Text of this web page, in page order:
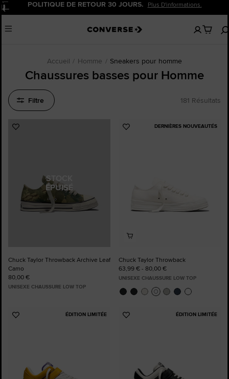
Pause DE RETOUR 30 JOURS. Plus D'informations.
Menu
Aucun
articles
Accueil Homme Sneakers pour homme
Chaussures basses pour Homme
Filtre 181 Résultats
STOCK
ÉPUISÉ
Ajouter
Chuck Taylor Throwback Archive Leaf
Camo
80,00 €
UNISEXE CHAUSSURE LOW TOP
DERNIÈRES NOUVEAUTÉS
Ajouter
Chuck Taylor Throwback
63,99 € - 80,00 €
UNISEXE CHAUSSURE LOW TOP
ÉDITION LIMITÉE
Ajouter
ÉDITION LIMITÉE
Ajouter